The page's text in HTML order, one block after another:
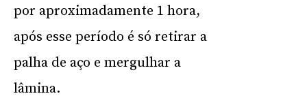
por aproximadamente 1 hora,
após esse período é só retirar a
palha de aço e mergulhar a
lâmina.